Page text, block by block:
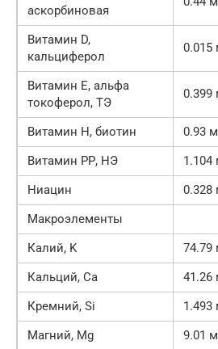
аскорбиновая
Витамин D,
кальциферол
0.015
Витамин Е, альфа
токоферол, ТЭ
0.399
Витамин Н, биотин 0.93
Витамин РР, НЭ
1.104
Ниацин
0.328
Макроэлементы
Калий, K
74.79
Кальций, Ca
41.26
Кремний, Si
1.493
Магний, Mg
9.01